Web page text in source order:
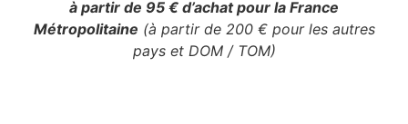
à partir de 95 € d’achat pour la France
Métropolitaine (à partir de 200 € pour les autres
pays et DOM / TOM)